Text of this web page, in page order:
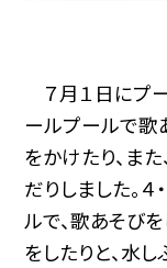
７月１日にプ
ールプールで歌
をかけたり、ま
だりしました。
ルで、歌あそび
をしたりと、水